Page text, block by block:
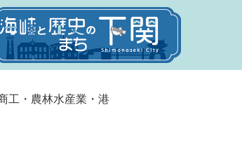
工・農林水産業・港